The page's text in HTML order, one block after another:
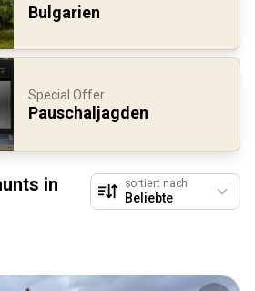
Bulgarien
Special Offer
Pauschaljagden
in
sortiert nach